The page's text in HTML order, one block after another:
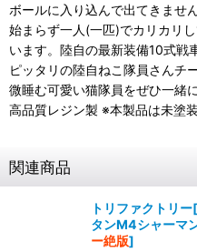
ボールに入り込んで出てきませ
始まらず一人(一匹)でカリカリ
います。陸自の最新装備10式戦
ピッタリの陸自ねこ隊員さんチ
微睡む可愛い猫隊員をぜひ一緒
高品質レジン製 ※本製品は未塗装
関連商品
トリファクトリ
タンM4シャーマ
ー絶版]